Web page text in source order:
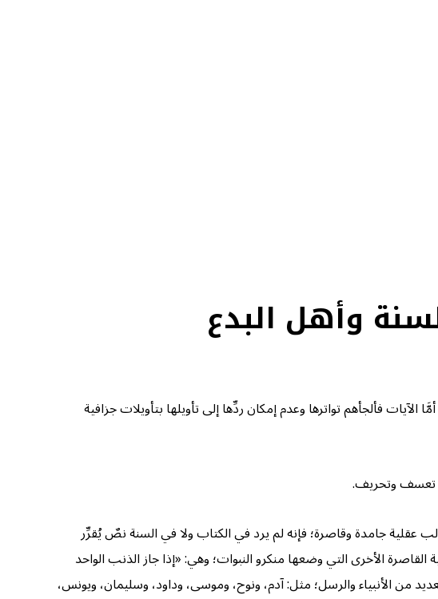
فألجأهم تواترها وعدم إمكان ردِّها إلى تأويلها بتأويلات جزافية
تعسف وتحريف.
عقلية جامدة وقاصرة؛ فإنه لم يرد في الكتاب ولا في السنة نصٌ يُقرِّر
الأخرى التي وضعها منكرو النبوات؛ وهي: «إذا جاز الذنب الواحد
من الأنبياء والرسل؛ مثل: آدم، ونوح، وموسى، وداود، وسليمان، ويونس،